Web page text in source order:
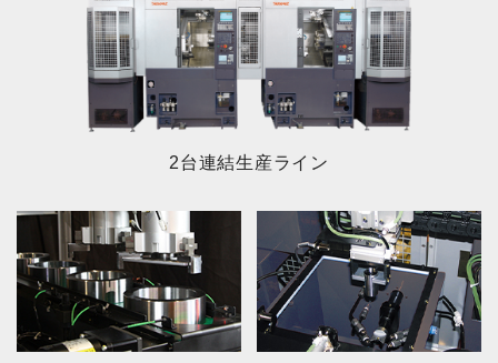
2台連結生産ライン